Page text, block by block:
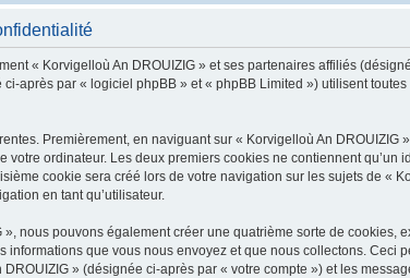
« Korvigelloù An DROUIZIG » et ses partenaires affiliés
après par « logiciel phpBB » et « phpBB Limited ») utilisent
Premièrement, en naviguant sur « Korvigelloù An
ordinateur. Les deux premiers cookies ne contiennent
cookie sera créé lors de votre navigation sur les sujets de «
en tant qu’utilisateur.
nous pouvons également créer une quatrième sorte de
informations que vous nous envoyez et que nous collectons.
» (désignée ci-après par « votre compte ») et les